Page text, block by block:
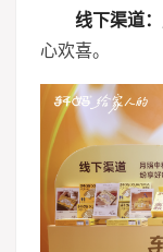
线下渠道：
心欢喜。